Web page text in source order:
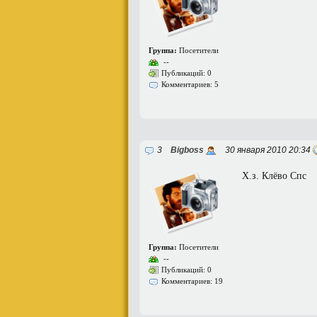
Группа: Посетители
--
Публикаций: 0
Комментариев: 5
3 Bigboss 30 января 2010 20:34
Группа: Посетители
--
Публикаций: 0
Комментариев: 19
Х.з. Клёво Спс